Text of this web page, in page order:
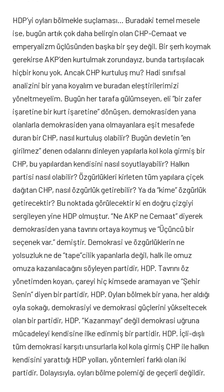
HDP’yi oyları bölmekle suçlaması… Buradaki temel mesele
ise, bugün artık çok daha belirgin olan CHP-Cemaat ve
emperyalizm üçlüsünden başka bir şey değil. Bir şerh koymak
gerekirse AKP’den kurtulmak zorundayız, bunda tartışılacak
hiçbir konu yok. Ancak CHP kurtuluş mu? Hadi sınıfsal
analizini bir yana koyalım ve buradan eleştirilerimizi
yöneltmeyelim. Bugün her tarafa gülümseyen, eli “bir zafer
işaretine bir kurt işaretine” dönüşen, demokrasiden yana
olanlarla demokrasiden yana olmayanlara eşit mesafede
duran bir CHP, nasıl kurtuluş olabilir? Bugün devletin “en
girilmez” denen odalarını dinleyen yapılarla kol kola girmiş bir
CHP, bu yapılardan kendisini nasıl soyutlayabilir? Halkın
partisi nasıl olabilir? Özgürlükleri kirleten tüm yapılara çiçek
dağıtan CHP, nasıl özgürlük getirebilir? Ya da “kime” özgürlük
getirecektir? Bu noktada görülecektir ki en doğru çizgiyi
sergileyen yine HDP olmuştur. “Ne AKP ne Cemaat” diyerek
demokrasiden yana tavrını ortaya koymuş ve “Üçüncü bir
seçenek var.” demiştir. Demokrasi ve özgürlüklerin ne
yolsuzluk ne de “tape”cilik yapanlarla değil, halk ile omuz
omuza kazanılacağını söyleyen partidir, HDP. Tavrını öz
yönetimden koyan, çareyi hiç kimsede aramayan ve “Şehir
Senin” diyen bir partidir, HDP. Oyları bölmek bir yana, her aldığı
oyla sokağı, demokrasiyi ve demokrasi güçlerini yükseltecek
olan bir partidir, HDP. “Kazanmayı” değil demokrasi uğruna
mücadeleyi kendisine ilke edinmiş bir partidir, HDP. İçli-dışlı
tüm demokrasi karşıtı unsurlarla kol kola girmiş CHP ile halkın
kendisini yarattığı HDP yolları, yöntemleri farklı olan iki
partidir. Dolayısıyla, oyları bölme polemiği de geçerli değildir.